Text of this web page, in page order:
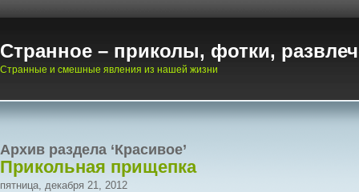
Странное – приколы, фотки,
Странные и смешные явления из нашей жизни
Архив раздела ‘Красивое’
Прикольная прищепка
пятница, декабря 21, 2012